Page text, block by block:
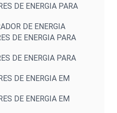
DE ENERGIA PARA
DE ENERGIA
DE ENERGIA PARA
DE ENERGIA PARA
DE ENERGIA EM
DE ENERGIA EM